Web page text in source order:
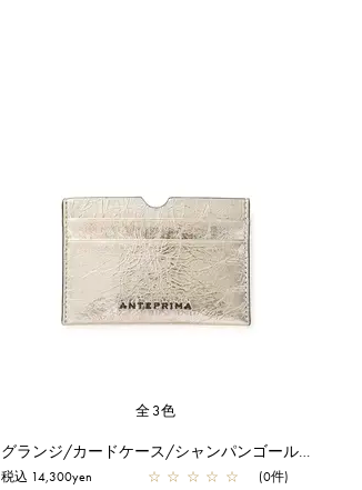
全3色
グランジ/カードケース/シャンパンゴールド
税込 14,300yen ☆ ☆ ☆ ☆ ☆ (0件)